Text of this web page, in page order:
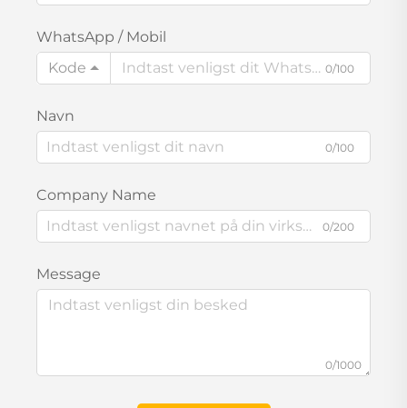
WhatsApp / Mobil
Kode
0/100
Navn
0/100
Company Name
0/200
Message
0/1000